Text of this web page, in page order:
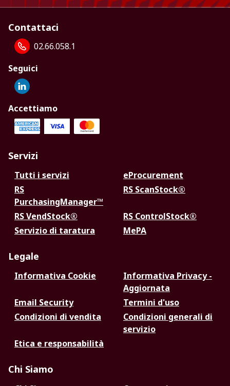
Contattaci
02.66.058.1
Seguici
Accettiamo
Servizi
Tutti i servizi
eProcurement
RS
PurchasingManager™
RS ScanStock®
RS VendStock®
RS ControlStock®
Servizio di taratura
MePA
Legale
Informativa Cookie
Informativa Privacy -
Aggiornata
Email Security
Termini d'uso
Condizioni di vendita
Condizioni generali di
servizio
Etica e responsabilità
Chi Siamo